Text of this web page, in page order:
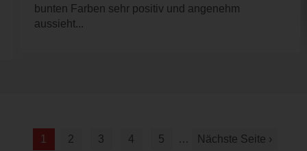
bunten Farben sehr positiv und angenehm
aussieht...
1 2 3 4 5 … Nächste Seite ›